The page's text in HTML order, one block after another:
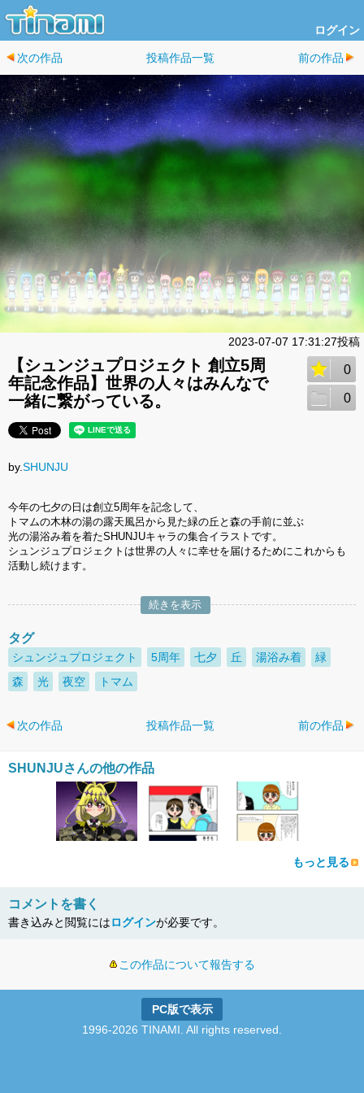
ログイン
次の作品 投稿作品一覧 前の作品
2023-07-07 17:31:27投稿
【シュンジュプロジェクト 創立5周
年記念作品】世界の人々はみんなで
一緒に繋がっている。
0
0
by.SHUNJU
今年の七夕の日は創立5周年を記念して、
トマムの木林の湯の露天風呂から見た緑の丘と森の手前に並ぶ
光の湯浴み着を着たSHUNJUキャラの集合イラストです。
シュンジュプロジェクトは世界の人々に幸せを届けるためにこれからも
活動し続けます。
続きを表示
タグ
シュンジュプロジェクト 5周年 七夕 丘 湯浴み着
緑
森
光 夜空 トマム
次の作品 投稿作品一覧 前の作品
SHUNJUさんの他の作品
もっと見る
コメントを書く
書き込みと閲覧にはログインが必要です。
この作品について報告する
PC版で表示
1996-2026 TINAMI. All rights reserved.